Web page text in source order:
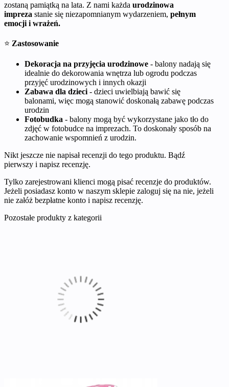
zostaną pamiątką na lata. Z nami każda urodzinowa
impreza stanie się niezapomnianym wydarzeniem, pełnym
emocji i wrażeń.
⭐ Zastosowanie
Dekoracja na przyjęcia urodzinowe - balony nadają się
idealnie do dekorowania wnętrza lub ogrodu podczas
przyjęć urodzinowych i innych okazji
Zabawa dla dzieci - dzieci uwielbiają bawić się
balonami, więc mogą stanowić doskonałą zabawę podczas
urodzin
Fotobudka - balony mogą być wykorzystane jako tło do
zdjęć w fotobudce na imprezach. To doskonały sposób na
zachowanie wspomnień z urodzin.
Nikt jeszcze nie napisał recenzji do tego produktu. Bądź
pierwszy i napisz recenzję.
Tylko zarejestrowani klienci mogą pisać recenzje do produktów.
Jeżeli posiadasz konto w naszym sklepie zaloguj się na nie, jeżeli
nie załóż bezpłatne konto i napisz recenzję.
Pozostałe produkty z kategorii